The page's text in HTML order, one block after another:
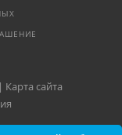
Карта сайта